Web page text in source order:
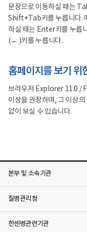
문장으로 이동하실 때는
Shift+Tab키를 누릅니다.
하실 때는 Enter키를 누릅
(← )키를 누릅니다.
홈페이지를 보기 위
브라우저 Explorer 11.0 /
이상을 권장하며, 그 이상
없이 보실 수 있습니다.
본부 및 소속기관
질병관리청
한센병관련기관